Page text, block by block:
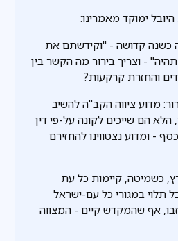
ימוקד מאמרינו:
כשנה קדושה - "וקידשתם את
- וצריך בירור מה הקשר בין
והחזרת קרקעות?
מדוע ציווה הקב"ה להשיב
הם שייכים לקונה על-פי דין
- ומדוע נצטווינו להחזירם
כשמיטה, קיימות כל עת
תלוי במגורי כל עם-ישראל
אף שהמקדש קיים - המצווה